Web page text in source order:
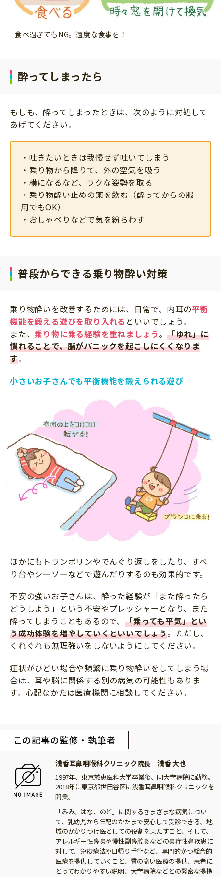
食べ過ぎてもNG。適度な食事を！
酔ってしまったら
もしも、酔ってしまったときは、次のように対処して
あげてください。
・吐きたいときは我慢せず吐いてしまう
・乗り物から降りて、外の空気を吸う
・横になるなど、ラクな姿勢を取る
・乗り物酔い止めの薬を飲む（酔ってからの服
用でもOK）
・おしゃべりなどで気を紛らわす
普段からできる乗り物酔い対策
乗り物酔いを改善するためには、日常で、内耳の平衡
機能を鍛える遊びを取り入れる といいでしょう。
また、乗り物に乗る経験を重ねましょう。「ゆれ」に
慣れることで、脳がパニックを起こしにくくなりま
す。
小さいお子さんでも平衡機能を鍛えられる遊び
ほかにもトランポリンやでんぐり返しをしたり、すべ
り台やシーソーなどで遊んだりするのも効果的です。
不安の強いお子さんは、酔った経験が「また酔ったら
どうしよう」という不安やプレッシャーとなり、また
酔ってしまうこともあるので、「乗っても平気」とい
う成功体験を増やしていくといいでしょう。ただし、
くれぐれも無理強いをしないようにしてください。
症状がひどい場合や頻繁に乗り物酔いをしてしまう場
合は、耳や脳に関係する別の病気の可能性もありま
す。心配なかたは医療機関に相談してください。
この記事の監修・執筆者
浅香耳鼻咽喉科クリニック院長 浅香 大也
1997年、東京慈恵医科大学卒業後、同大学病院に勤務。
2018年に東京都世田谷区に浅香耳鼻咽喉科クリニックを
開業。
「みみ、はな、のど」に関するさまざまな病気につい
て、乳幼児から年配のかたまで安心して受診できる、地
域のかかりつけ医としての役割を果たすこと、そして、
アレルギー性鼻炎や慢性副鼻腔炎などの炎症性鼻疾患に
対して、免疫療法や日帰り手術など、専門的かつ総合的
医療を提供していくこと、質の高い医療の提供、患者に
とってわかりやすい説明、大学病院などとの緊密な提携